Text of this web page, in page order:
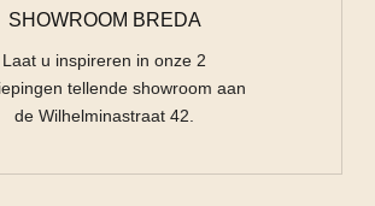
SHOWROOM BREDA
Laat u inspireren in onze 2
tellende showroom aan
de Wilhelminastraat 42.